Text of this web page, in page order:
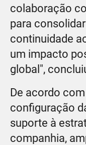
colaboração
para
continuidade
um impacto
global",
De acordo
configuração
suporte à
companhia,